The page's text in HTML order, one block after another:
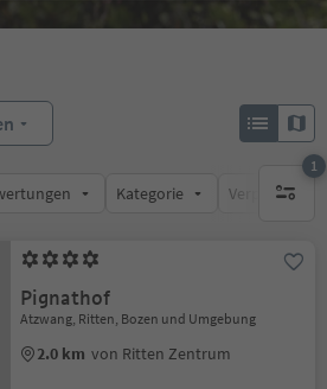
Kategorie
1
1
Pignathof
Atzwang, Ritten, Bozen und Umgebung
2.0 km von Ritten Zentrum